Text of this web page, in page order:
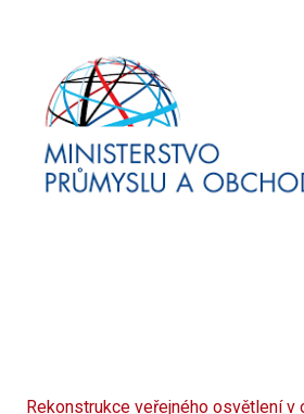
Rekonstrukce veřejného osvětlení v